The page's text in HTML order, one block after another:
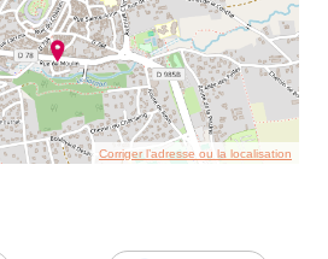
Corriger l’adresse ou la localisation